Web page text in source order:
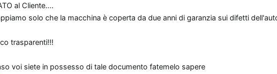
al Cliente....
solo che la macchina è coperta da due anni di garanzia sui difetti
trasparenti!!!
voi siete in possesso di tale documento fatemelo sapere